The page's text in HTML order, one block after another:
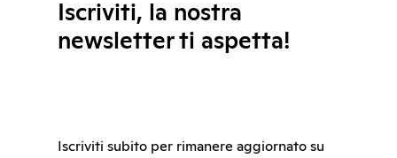
Iscriviti, la nostra
newsletter ti aspetta!
Iscriviti subito per rimanere aggiornato su